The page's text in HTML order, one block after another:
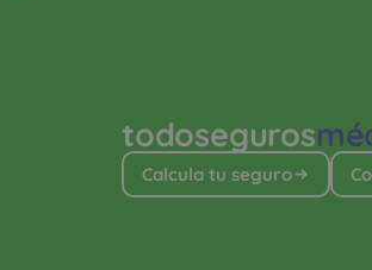
todoseguros
Calcula tu seguro